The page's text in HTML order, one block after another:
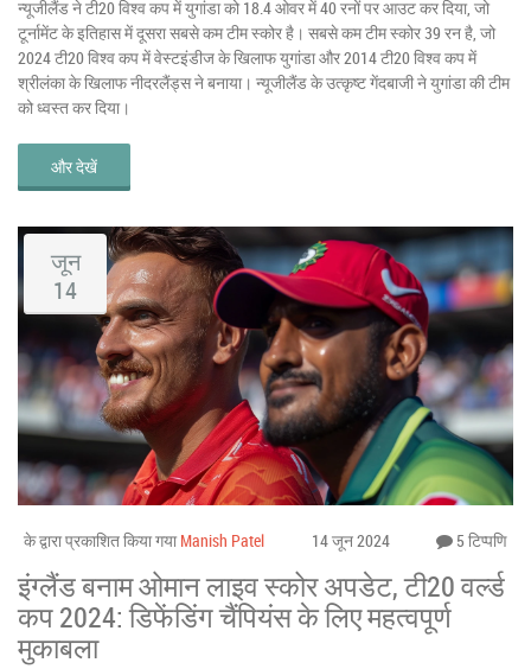
न्यूजीलैंड ने टी20 विश्व कप में युगांडा को 18.4 ओवर में 40 रनों पर आउट कर दिया, जो
टूर्नामेंट के इतिहास में दूसरा सबसे कम टीम स्कोर है। सबसे कम टीम स्कोर 39 रन है, जो
2024 टी20 विश्व कप में वेस्टइंडीज के खिलाफ युगांडा और 2014 टी20 विश्व कप में
श्रीलंका के खिलाफ नीदरलैंड्स ने बनाया। न्यूजीलैंड के उत्कृष्ट गेंदबाजी ने युगांडा की टीम
को ध्वस्त कर दिया।
और देखें
जून
14
के द्वारा प्रकाशित किया गया Manish Patel 14 जून 2024 5 टिप्पणि
इंग्लैंड बनाम ओमान लाइव स्कोर अपडेट, टी20 वर्ल्ड
कप 2024: डिफेंडिंग चैंपियंस के लिए महत्वपूर्ण
मुकाबला